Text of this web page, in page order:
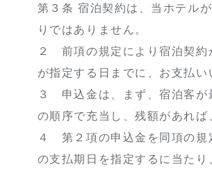
第３条 宿泊契約は、当ホテル
りではありません。
２ 前項の規定により宿泊契約
が指定する日までに、お支払い
３ 申込金は、まず、宿泊客が
の順序で充当し、残額があれ
４ 第２項の申込金を同項の規
の支払期日を指定するに当た